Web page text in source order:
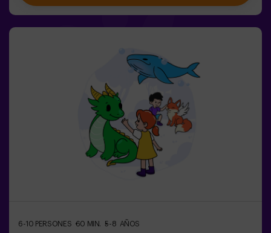
6-10 PERSONES 60 MIN. 5-8 AÑOS